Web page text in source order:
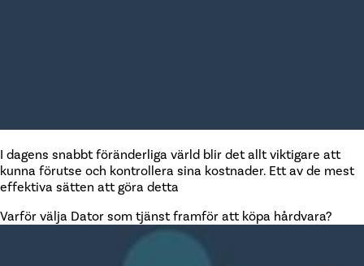
I dagens snabbt föränderliga värld blir det allt viktigare att
kunna förutse och kontrollera sina kostnader. Ett av de mest
effektiva sätten att göra detta
Varför välja Dator som tjänst framför att köpa hårdvara?